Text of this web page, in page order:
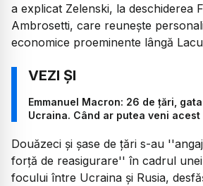
a explicat Zelenski, la deschiderea
Ambrosetti, care reunește
economice proeminente lângă
Emmanuel Macron: 26 de țări,
Ucraina. Când ar putea veni
Douăzeci și șase de țări s-au
forță de reasigurare'' în cadrul
focului între Ucraina și Rusia,